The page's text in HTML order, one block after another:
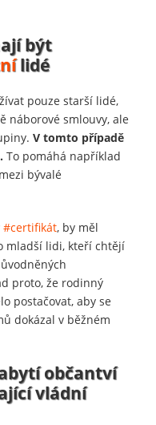
být
lidé
pouze starší lidé,
náborové smlouvy, ale
V tomto případě
To pomáhá například
bývalé
#certifikát, by měl
mladší lidi, kteří chtějí
proto, že rodinný
postačovat, aby se
dokázal v běžném
občantví
vládní